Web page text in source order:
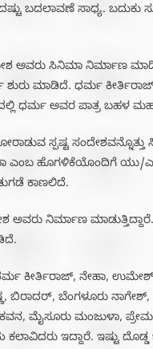
ಬದಲಾವಣೆ ಸಾಧ್ಯ. ಬದುಕು
ಅವರು ಸಿನಿಮಾ ನಿರ್ಮಾಣ
ಮಾಡಿದೆ. ಧರ್ಮ
ಧರ್ಮ ಅವರ ಪಾತ್ರ ಬಹಳ
ಸ್ಪಷ್ಟ
ಎಂಬ ಹೊಗಳಿಕೆಯೊಂದಿಗೆ ಯು/
ಕಾಣಲಿದೆ.
ನಿರ್ಮಾಣ ಮಾಡುತ್ತಿದ್ದಾರೆ.
ಕೀರ್ತಿರಾಜ್, ನೇಹಾ,
ಬಿರಾದರ್, ಬೆಂಗಳೂರು
ಮೈಸೂರು ಮಂಜುಳಾ,
ಇದ್ದಾರೆ. ಇಷ್ಟು